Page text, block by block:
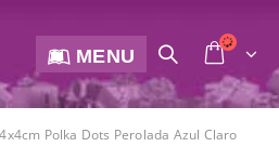
MENU
Polka Dots Perolada Azul Claro